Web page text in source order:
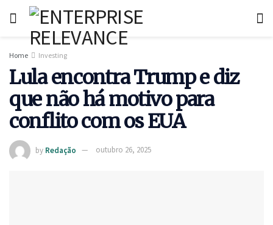
Home Investing
Lula encontra Trump e diz
que não há motivo para
conflito com os EUA
by Redação outubro 26, 2025